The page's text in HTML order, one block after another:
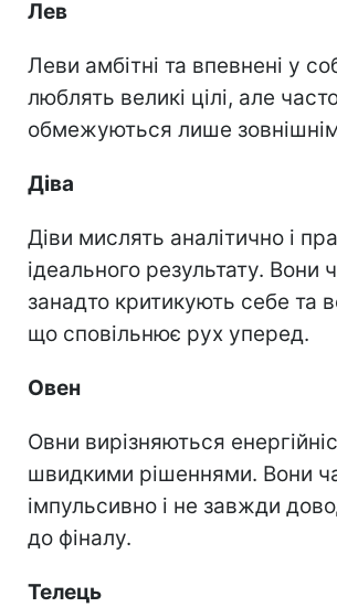
Лев
Леви амбітні та впевнені у
люблять великі цілі, але
обмежуються лише
Діва
Діви мислять аналітично і
ідеального результату. Вони
занадто критикують себе та
що сповільнює рух уперед.
Овен
Овни вирізняються
швидкими рішеннями. Вони
імпульсивно і не завжди
до фіналу.
Телець